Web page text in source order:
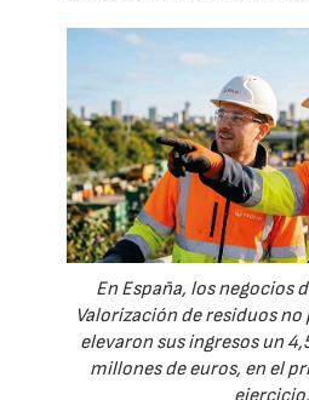
En España, los negocios
Valorización de residuos no
elevaron sus ingresos un
millones de euros, en el